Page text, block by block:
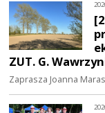
ZUT. G.
Zaprasza Joanna